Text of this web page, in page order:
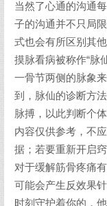
当然了心通的沟通
子的沟通并不只局
式也会有所区别其
摸脉看病被称作“脉
一骨节两侧的脉象
到，脉仙的诊断方
脉搏，以此判断个
内容仅供参考，不
据；若要重新开启
对于缓解筋骨疼痛
可能会产生反效果
时刻守护着你的，